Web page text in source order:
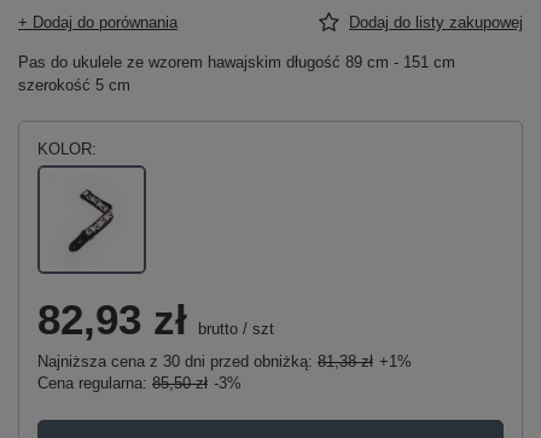
+ Dodaj do porównania Dodaj do listy zakupowej
Pas do ukulele ze wzorem hawajskim długość 89 cm - 151 cm
szerokość 5 cm
KOLOR
82,93 zł brutto / szt
Najniższa cena z 30 dni przed obniżką: 81,38 zł +1%
Cena regularna: 85,50 zł -3%